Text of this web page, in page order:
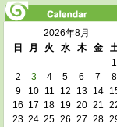
2026年8月
日
月 火 水 木 金
1
2
3 4 5 6 7
8
9
10 11 12 13 14
16 17 18 19 20 21
23 24 25 26 27 28